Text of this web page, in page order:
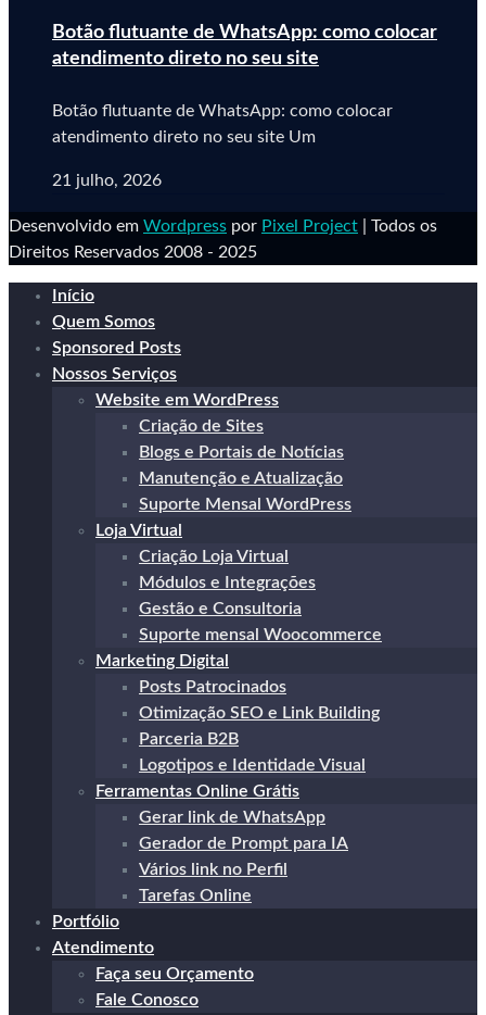
Botão flutuante de WhatsApp: como colocar
atendimento direto no seu site
Botão flutuante de WhatsApp: como colocar
atendimento direto no seu site Um
21 julho, 2026
Desenvolvido em Wordpress por Pixel Project | Todos os
Direitos Reservados 2008 - 2025
Início
Quem Somos
Sponsored Posts
Nossos Serviços
Website em WordPress
Criação de Sites
Blogs e Portais de Notícias
Manutenção e Atualização
Suporte Mensal WordPress
Loja Virtual
Criação Loja Virtual
Módulos e Integrações
Gestão e Consultoria
Suporte mensal Woocommerce
Marketing Digital
Posts Patrocinados
Otimização SEO e Link Building
Parceria B2B
Logotipos e Identidade Visual
Ferramentas Online Grátis
Gerar link de WhatsApp
Gerador de Prompt para IA
Vários link no Perfil
Tarefas Online
Portfólio
Atendimento
Faça seu Orçamento
Fale Conosco